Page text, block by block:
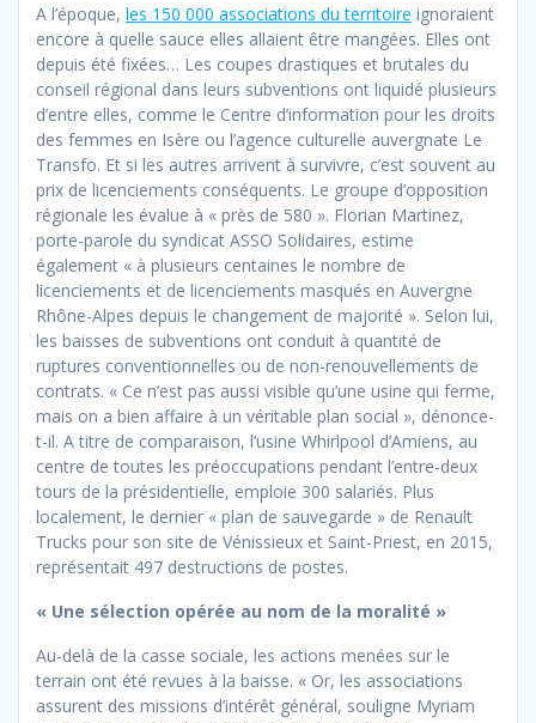
A l’époque, les 150 000 associations du territoire ignoraient
encore à quelle sauce elles allaient être mangées. Elles ont
depuis été fixées… Les coupes drastiques et brutales du
conseil régional dans leurs subventions ont liquidé plusieurs
d’entre elles, comme le Centre d’information pour les droits
des femmes en Isère ou l’agence culturelle auvergnate Le
Transfo. Et si les autres arrivent à survivre, c’est souvent au
prix de licenciements conséquents. Le groupe d’opposition
régionale les évalue à « près de 580 ». Florian Martinez,
porte-parole du syndicat ASSO Solidaires, estime
également « à plusieurs centaines le nombre de
licenciements et de licenciements masqués en Auvergne
Rhône-Alpes depuis le changement de majorité ». Selon lui,
les baisses de subventions ont conduit à quantité de
ruptures conventionnelles ou de non-renouvellements de
contrats. « Ce n’est pas aussi visible qu’une usine qui ferme,
mais on a bien affaire à un véritable plan social », dénonce-
t-il. A titre de comparaison, l’usine Whirlpool d’Amiens, au
centre de toutes les préoccupations pendant l’entre-deux
tours de la présidentielle, emploie 300 salariés. Plus
localement, le dernier « plan de sauvegarde » de Renault
Trucks pour son site de Vénissieux et Saint-Priest, en 2015,
représentait 497 destructions de postes.
« Une sélection opérée au nom de la moralité »
Au-delà de la casse sociale, les actions menées sur le
terrain ont été revues à la baisse. « Or, les associations
assurent des missions d’intérêt général, souligne Myriam